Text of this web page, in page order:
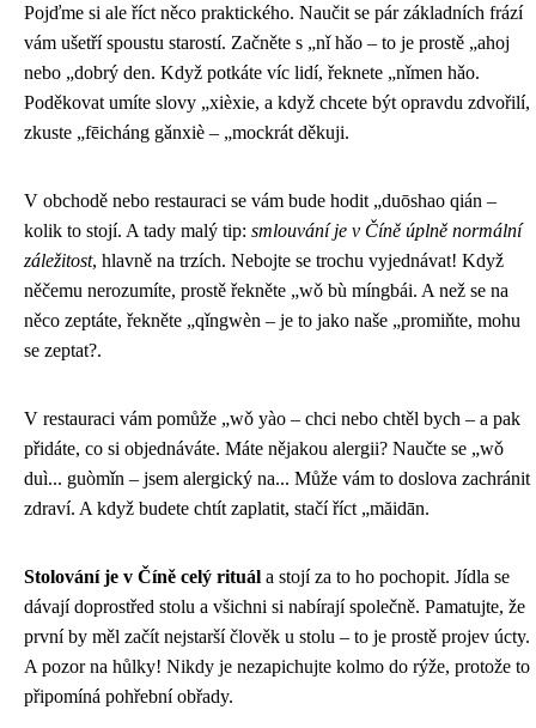
Pojďme si ale říct něco praktického. Naučit se pár základních frází
vám ušetří spoustu starostí. Začněte s „nǐ hǎo – to je prostě „ahoj
nebo „dobrý den. Když potkáte víc lidí, řeknete „nǐmen hǎo.
Poděkovat umíte slovy „xièxie, a když chcete být opravdu zdvořilí,
zkuste „fēicháng gǎnxiè – „mockrát děkuji.
V obchodě nebo restauraci se vám bude hodit „duōshao qián –
kolik to stojí. A tady malý tip: smlouvání je v Číně úplně normální
záležitost, hlavně na trzích. Nebojte se trochu vyjednávat! Když
něčemu nerozumíte, prostě řekněte „wǒ bù míngbái. A než se na
něco zeptáte, řekněte „qǐngwèn – je to jako naše „promiňte, mohu
se zeptat?.
V restauraci vám pomůže „wǒ yào – chci nebo chtěl bych – a pak
přidáte, co si objednáváte. Máte nějakou alergii? Naučte se „wǒ
duì... guòmǐn – jsem alergický na... Může vám to doslova zachránit
zdraví. A když budete chtít zaplatit, stačí říct „măidān.
Stolování je v Číně celý rituál a stojí za to ho pochopit. Jídla se
dávají doprostřed stolu a všichni si nabírají společně. Pamatujte, že
první by měl začít nejstarší člověk u stolu – to je prostě projev úcty.
A pozor na hůlky! Nikdy je nezapichujte kolmo do rýže, protože to
připomíná pohřební obřady.